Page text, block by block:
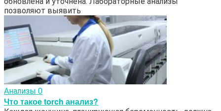
позволяют выявить
Анализы 0
Что такое torch анализ?